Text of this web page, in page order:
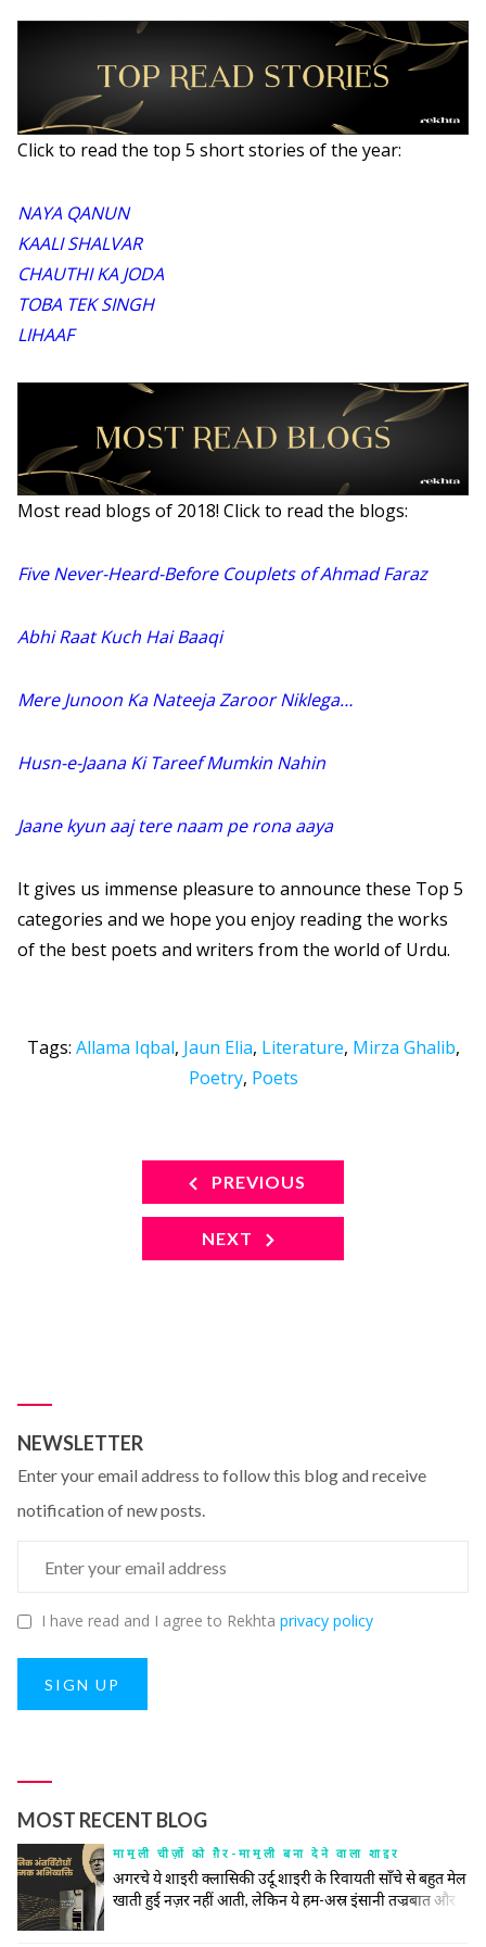
Click to read the top 5 short stories of the year:
NAYA QANUN
KAALI SHALVAR
CHAUTHI KA JODA
TOBA TEK SINGH
LIHAAF
Most read blogs of 2018! Click to read the blogs:
Five Never-Heard-Before Couplets of Ahmad Faraz
Abhi Raat Kuch Hai Baaqi
Mere Junoon Ka Nateeja Zaroor Niklega…
Husn-e-Jaana Ki Tareef Mumkin Nahin
Jaane kyun aaj tere naam pe rona aaya
It gives us immense pleasure to announce these Top 5
categories and we hope you enjoy reading the works
of the best poets and writers from the world of Urdu.
Tags: Allama Iqbal, Jaun Elia, Literature, Mirza Ghalib,
Poetry, Poets
PREVIOUS
NEXT
NEWSLETTER
Enter your email address to follow this blog and receive
notification of new posts.
I have read and I agree to Rekhta privacy policy
SIGN UP
MOST RECENT BLOG
मामूली चीज़ों को ग़ैर-मामूली बना देने वाला शाइर
अगरचे ये शाइरी क्लासिकी उर्दू शाइरी के रिवायती साँचे से बहुत मेल
खाती हुई नज़र नहीं आती, लेकिन ये हम-अस्र इंसानी तज्रबात और